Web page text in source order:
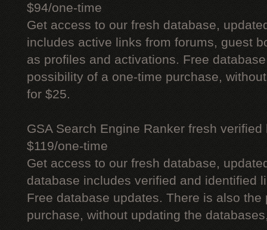
$94/one-time
Get access to our fresh database,
includes active links from forums, guest
as profiles and activations. Free
possibility of a one-time purchase,
for $25.
GSA Search Engine Ranker fresh verified
$119/one-time
Get access to our fresh database,
database includes verified and identified
Free database updates. There is also
purchase, without updating the